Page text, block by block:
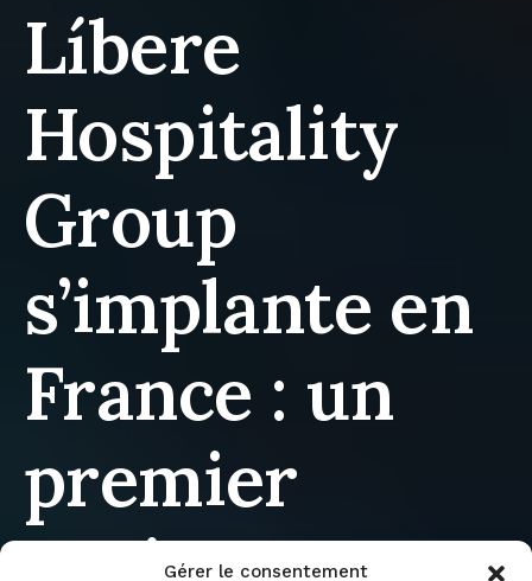
Gérer le consentement
Líbere
Hospitality
Group
s’implante en
France : un
premier